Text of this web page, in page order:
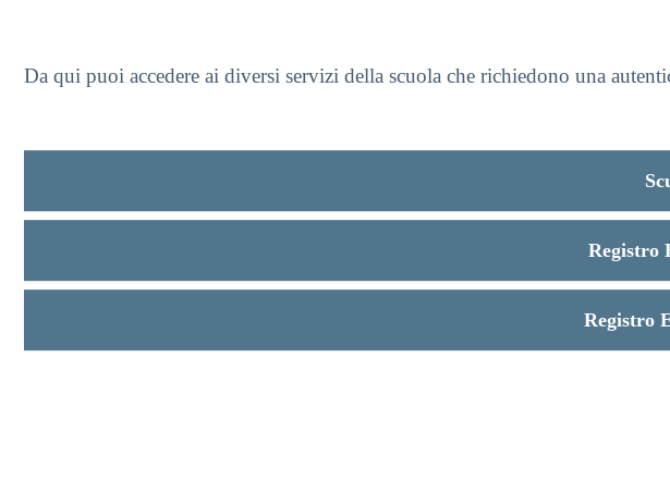
Da qui puoi accedere ai diversi servizi della scuola che richiedono una
Registro
Registro
Entra nel sito della scuola con le tue credenziali per gestire contenuti,